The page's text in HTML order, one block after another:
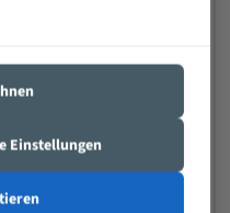
Rohre
Einstellungen